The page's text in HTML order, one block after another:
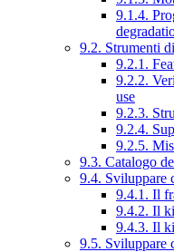
9.1.4.
9.2. Strumenti
9.2.1.
9.2.2.
use
9.2.3.
9.2.4.
9.2.5.
9.3. Catalogo
9.4. Sviluppare
9.4.1. Il
9.4.2. Il
9.4.3. Il
9.5. Sviluppare